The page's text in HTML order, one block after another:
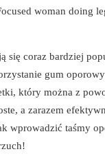
się coraz bardziej
gum
który można z
a zarazem
wprowadzić taśmy